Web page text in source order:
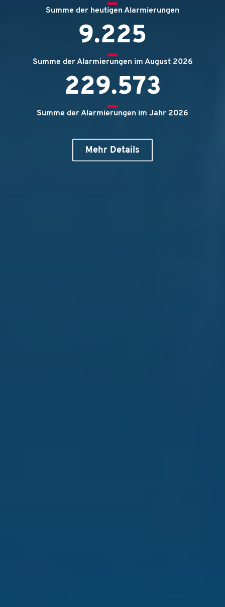
Summe der heutigen Alarmierungen
9.225
Summe der Alarmierungen im August 2026
229.573
Summe der Alarmierungen im Jahr 2026
Mehr Details